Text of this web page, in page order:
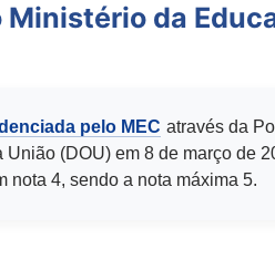
da
pelo MEC através da
(DOU) em 8 de março de
nota 4, sendo a nota máxima 5.